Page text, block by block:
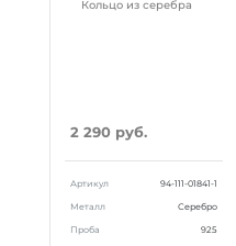
Кольцо из серебра
2 290 руб.
Артикул 94-111-01841-1
Металл Серебро
Проба 925